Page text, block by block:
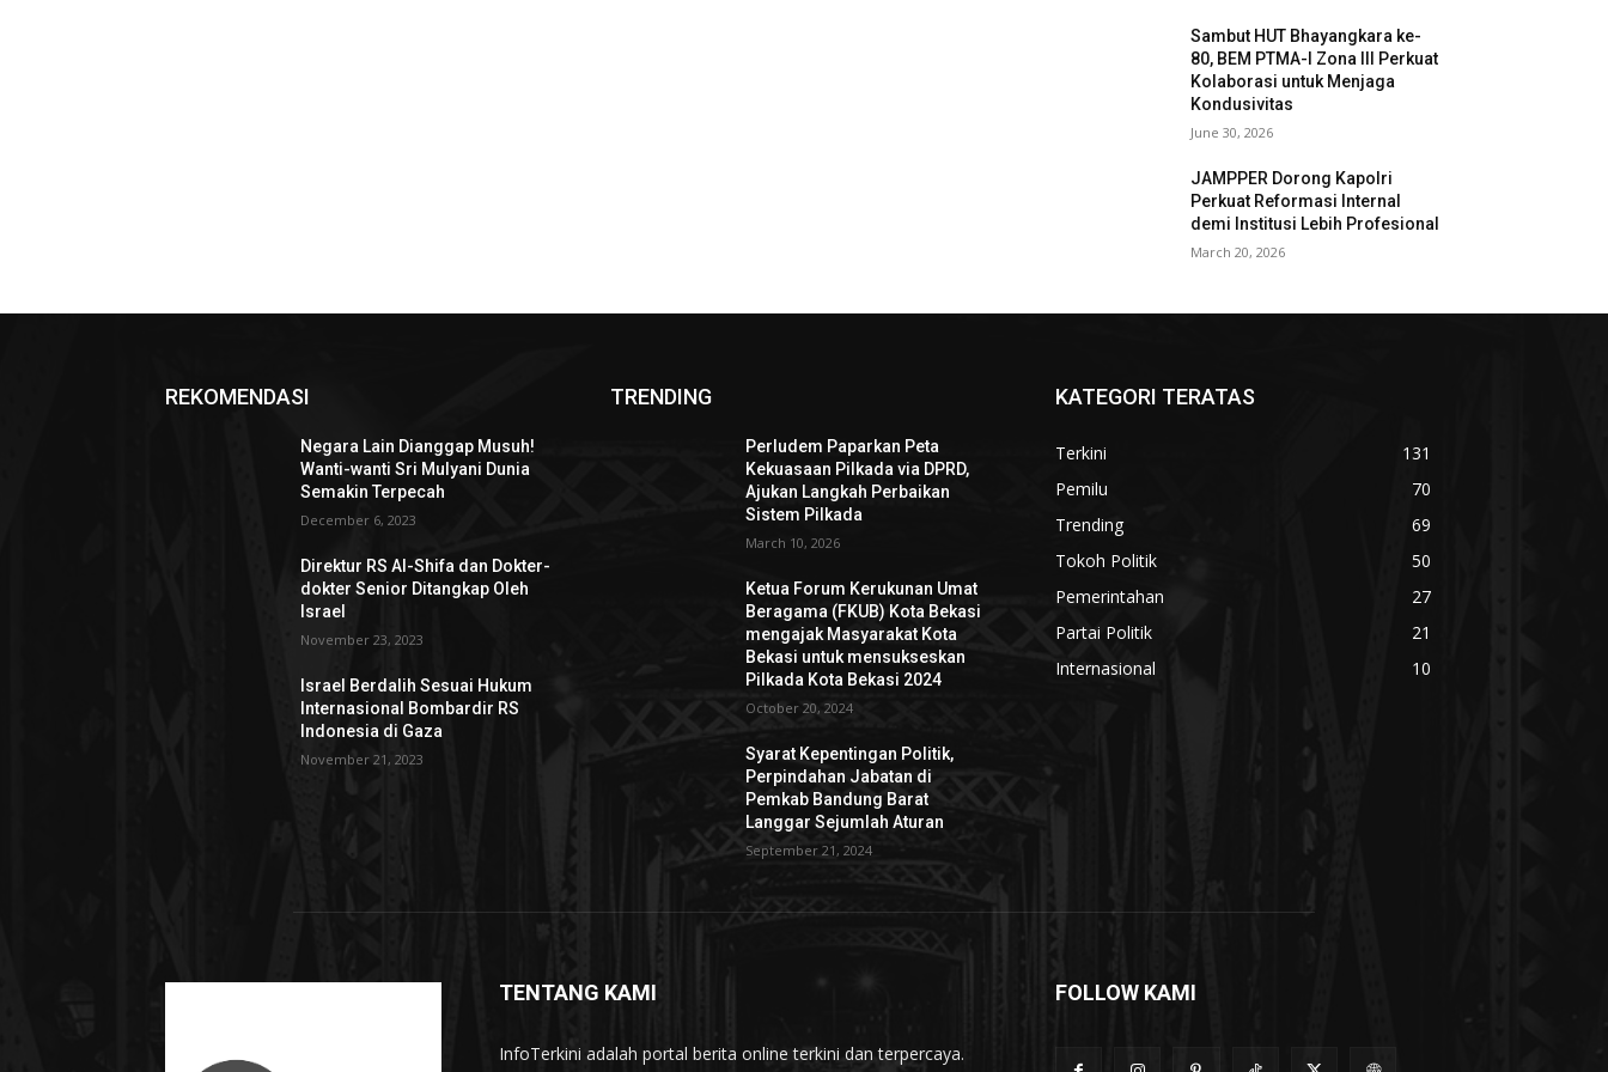
Sambut HUT Bhayangkara ke-
80, BEM PTMA-I Zona III Perkuat
Kolaborasi untuk Menjaga
Kondusivitas
June 30, 2026
JAMPPER Dorong Kapolri
Perkuat Reformasi Internal
demi Institusi Lebih Profesional
March 20, 2026
REKOMENDASI
Negara Lain Dianggap Musuh!
Wanti-wanti Sri Mulyani Dunia
Semakin Terpecah
December 6, 2023
Direktur RS Al-Shifa dan Dokter-
dokter Senior Ditangkap Oleh
Israel
November 23, 2023
Israel Berdalih Sesuai Hukum
Internasional Bombardir RS
Indonesia di Gaza
November 21, 2023
TRENDING
Perludem Paparkan Peta
Kekuasaan Pilkada via DPRD,
Ajukan Langkah Perbaikan
Sistem Pilkada
March 10, 2026
Ketua Forum Kerukunan Umat
Beragama (FKUB) Kota Bekasi
mengajak Masyarakat Kota
Bekasi untuk mensukseskan
Pilkada Kota Bekasi 2024
October 20, 2024
Syarat Kepentingan Politik,
Perpindahan Jabatan di
Pemkab Bandung Barat
Langgar Sejumlah Aturan
September 21, 2024
KATEGORI TERATAS
Terkini
131
Pemilu
70
Trending
69
Tokoh Politik
50
Pemerintahan
27
Partai Politik
21
Internasional
10
TENTANG KAMI
InfoTerkini adalah portal berita online terkini dan terpercaya.
FOLLOW KAMI